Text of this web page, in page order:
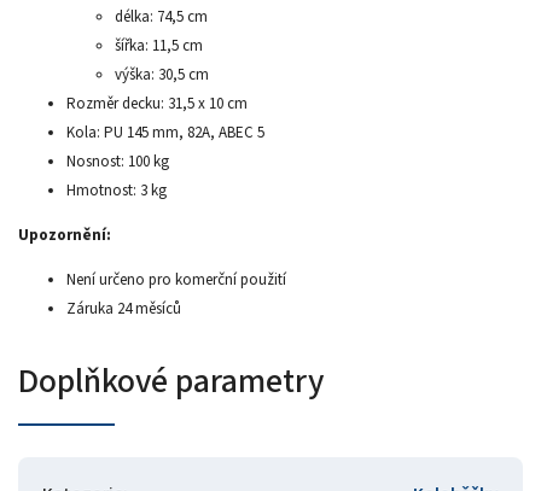
délka: 74,5 cm
šířka: 11,5 cm
výška: 30,5 cm
Rozměr decku: 31,5 x 10 cm
Kola: PU 145 mm, 82A, ABEC 5
Nosnost: 100 kg
Hmotnost: 3 kg
Upozornění:
Není určeno pro komerční použití
Záruka 24 měsíců
Doplňkové parametry